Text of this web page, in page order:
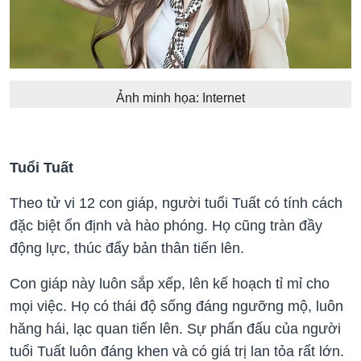
Ảnh minh họa: Internet
Tuổi Tuất
Theo tử vi 12 con giáp, người tuổi Tuất có tính cách
đặc biệt ổn định và hào phóng. Họ cũng tràn đầy
động lực, thúc đẩy bản thân tiến lên.
Con giáp này luôn sắp xếp, lên kế hoạch tỉ mỉ cho
mọi việc. Họ có thái độ sống đáng ngưỡng mộ, luôn
hăng hái, lạc quan tiến lên. Sự phấn đấu của người
tuổi Tuất luôn đáng khen và có giá trị lan tỏa rất lớn.